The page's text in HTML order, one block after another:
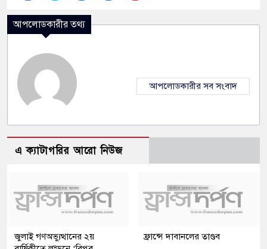
আপলোডকারীর তথ্য
আপলোডকারীর সব সংবাদ
এ ক্যাটাগরির আরো নিউজ
জুলাই গণঅভ্যুত্থানের ২য়
ফ্রান্সে দাবানলের তাণ্ডব